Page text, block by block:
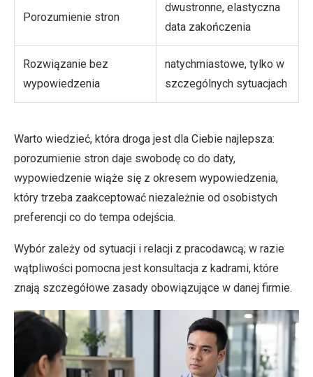
Porozumienie stron
dwustronne, elastyczna
data zakończenia
Rozwiązanie bez
wypowiedzenia
natychmiastowe, tylko w
szczególnych sytuacjach
Warto wiedzieć, która droga jest dla Ciebie najlepsza:
porozumienie stron daje swobodę co do daty,
wypowiedzenie wiąże się z okresem wypowiedzenia,
który trzeba zaakceptować niezależnie od osobistych
preferencji co do tempa odejścia.
Wybór zależy od sytuacji i relacji z pracodawcą; w razie
wątpliwości pomocna jest konsultacja z kadrami, które
znają szczegółowe zasady obowiązujące w danej firmie.